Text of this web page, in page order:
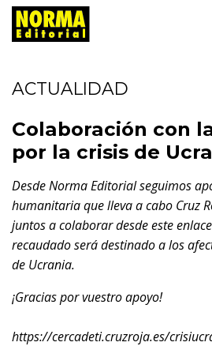
ACTUALIDAD
Colaboración con
por la crisis de
Desde Norma Editorial seguimos
humanitaria que lleva a cabo Cruz
juntos a colaborar desde este
recaudado será destinado a los
de Ucrania.
¡Gracias por vuestro apoyo!
https://cercadeti.cruzroja.es/